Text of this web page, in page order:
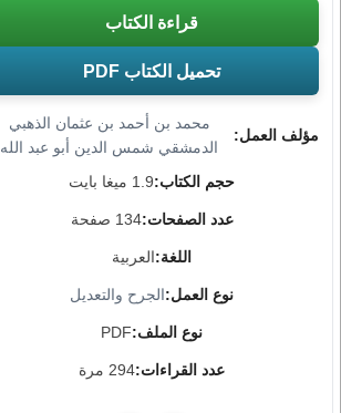
مؤلف العمل:
محمد بن أحمد بن عثمان الذهبي
الدمشقي شمس الدين أبو عبد الله
حجم الكتاب:1.9 ميغا بايت
عدد الصفحات:134 صفحة
اللغة:العربية
نوع العمل:الجرح والتعديل
نوع الملف:PDF
عدد القراءات:294 مرة
قراءة الكتاب
تحميل الكتاب PDF